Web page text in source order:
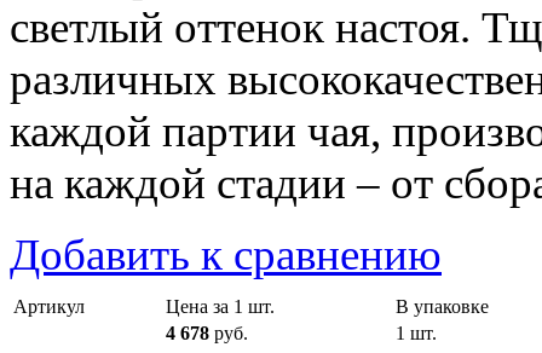
светлый оттенок настоя.
различных
каждой партии чая,
на каждой стадии – от
Добавить к сравнению
Артикул Цена за 1 шт.
В упаковке
4 678 руб. 1 шт.